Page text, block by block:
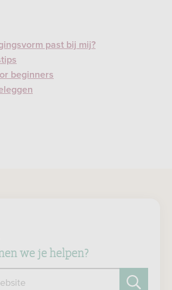
past bij mij?
beginners
we je helpen?